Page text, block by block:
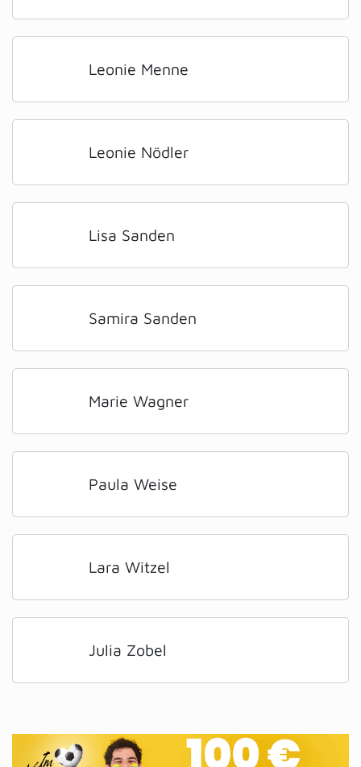
Leonie Menne
Leonie Nödler
Lisa Sanden
Samira Sanden
Marie Wagner
Paula Weise
Lara Witzel
Julia Zobel